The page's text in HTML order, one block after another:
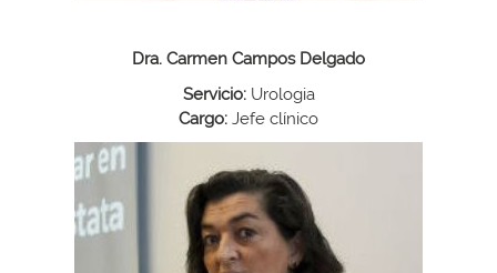
Dra. Carmen Campos Delgado
Servicio:Urologia
Cargo: Jefe clínico